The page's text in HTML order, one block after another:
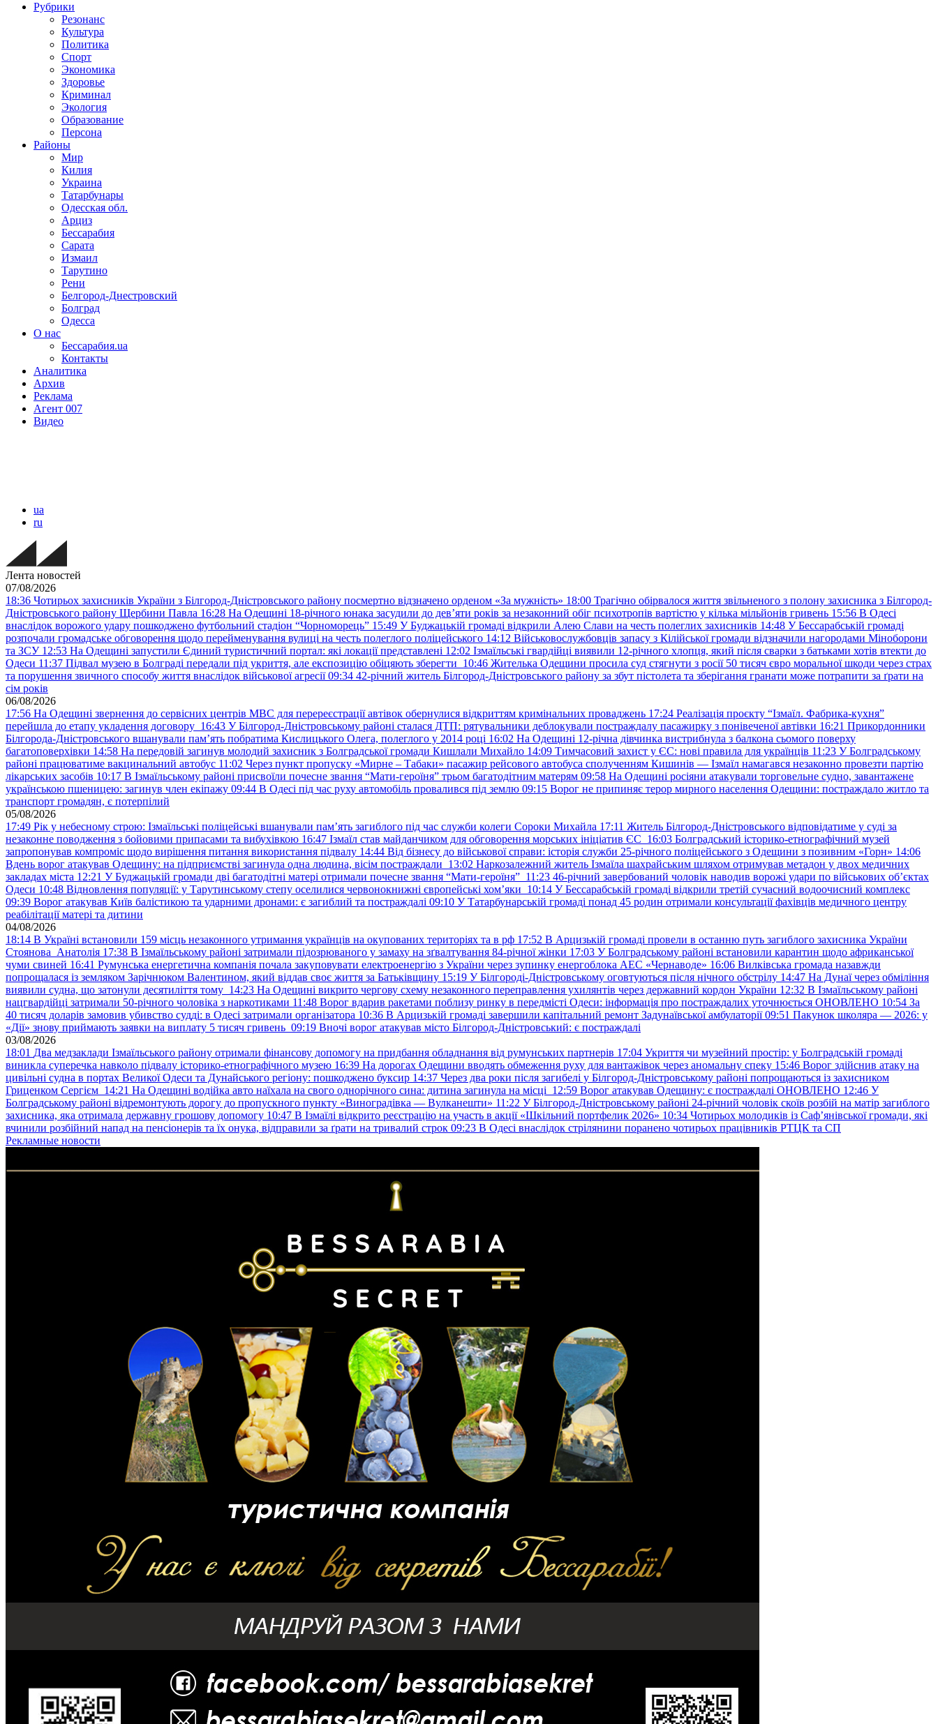
Рубрики
Резонанс
Культура
Политика
Спорт
Экономика
Здоровье
Криминал
Экология
Образование
Персона
Районы
Мир
Килия
Украина
Татарбунары
Одесская обл.
Арциз
Бессарабия
Сарата
Измаил
Тарутино
Рени
Белгород-Днестровский
Болград
Одесса
О нас
Бессарабия.ua
Контакты
Аналитика
Архив
Реклама
Агент 007
Видео
ua
ru
Лента новостей
07/08/2026
18:36 Чотирьох захисників України з Білгород-Дністровського району посмертно відзначено орденом «За мужність» 18:00 Трагічно обірвалося життя звільненого з полону захисника з Білгород-
Дністровського району Щербини Павла 16:28 На Одещині 18-річного юнака засудили до дев’яти років за незаконний обіг психотропів вартістю у кілька мільйонів гривень 15:56 В Одесі
внаслідок ворожого удару пошкоджено футбольний стадіон “Чорноморець” 15:49 У Буджацькій громаді відкрили Алею Слави на честь полеглих захисників 14:48 У Бессарабській громаді
розпочали громадське обговорення щодо перейменування вулиці на честь полеглого поліцейського 14:12 Військовослужбовців запасу з Кілійської громади відзначили нагородами Міноборони
та ЗСУ 12:53 На Одещині запустили Єдиний туристичний портал: які локації представлені 12:02 Ізмаїльські гвардійці виявили 12-річного хлопця, який після сварки з батьками хотів втекти до
Одеси 11:37 Підвал музею в Болграді передали під укриття, але експозицію обіцяють зберегти 10:46 Жителька Одещини просила суд стягнути з росії 50 тисяч євро моральної шкоди через страх
та порушення звичного способу життя внаслідок військової агресії 09:34 42-річний житель Білгород-Дністровського району за збут пістолета та зберігання гранати може потрапити за ґрати на
сім років
06/08/2026
17:56 На Одещині звернення до сервісних центрів МВС для перереєстрації автівок обернулися відкриттям кримінальних проваджень 17:24 Реалізація проєкту “Ізмаїл. Фабрика-кухня”
перейшла до етапу укладення договору 16:43 У Білгород-Дністровському районі сталася ДТП: рятувальники деблокували постраждалу пасажирку з понівеченої автівки 16:21 Прикордонники
Білгорода-Дністровського вшанували пам’ять побратима Кислицького Олега, полеглого у 2014 році 16:02 На Одещині 12-річна дівчинка вистрибнула з балкона сьомого поверху
багатоповерхівки 14:58 На передовій загинув молодий захисник з Болградської громади Кишлали Михайло 14:09 Тимчасовий захист у ЄС: нові правила для українців 11:23 У Болградському
районі працюватиме вакцинальний автобус 11:02 Через пункт пропуску «Мирне – Табаки» пасажир рейсового автобуса сполученням Кишинів — Ізмаїл намагався незаконно провезти партію
лікарських засобів 10:17 В Ізмаїльському районі присвоїли почесне звання “Мати-героїня” трьом багатодітним матерям 09:58 На Одещині росіяни атакували торговельне судно, завантажене
українською пшеницею: загинув член екіпажу 09:44 В Одесі під час руху автомобіль провалився під землю 09:15 Ворог не припиняє терор мирного населення Одещини: постраждало житло та
транспорт громадян, є потерпілий
05/08/2026
17:49 Рік у небесному строю: Ізмаїльські поліцейські вшанували пам’ять загиблого під час служби колеги Сороки Михайла 17:11 Житель Білгород-Дністровського відповідатиме у суді за
незаконне поводження з бойовими припасами та вибухівкою 16:47 Ізмаїл став майданчиком для обговорення морських ініціатив ЄС 16:03 Болградський історико-етнографічний музей
запропонував компроміс щодо вирішення питання використання підвалу 14:44 Від бізнесу до військової справи: історія служби 25-річного поліцейського з Одещини з позивним «Горн» 14:06
Вдень ворог атакував Одещину: на підприємстві загинула одна людина, вісім постраждали 13:02 Наркозалежний житель Ізмаїла шахрайським шляхом отримував метадон у двох медичних
закладах міста 12:21 У Буджацькій громади дві багатодітні матері отримали почесне звання “Мати-героїня” 11:23 46-річний завербований чоловік наводив ворожі удари по військових обʼєктах
Одеси 10:48 Відновлення популяції: у Тарутинському степу оселилися червонокнижні європейські хом’яки 10:14 У Бессарабській громаді відкрили третій сучасний водоочисний комплекс
09:39 Ворог атакував Київ балістикою та ударними дронами: є загиблий та постраждалі 09:10 У Татарбунарській громаді понад 45 родин отримали консультації фахівців медичного центру
реабілітації матері та дитини
04/08/2026
18:14 В Україні встановили 159 місць незаконного утримання українців на окупованих територіях та в рф 17:52 В Арцизькій громаді провели в останню путь загиблого захисника України
Стоянова Анатолія 17:38 В Ізмаїльському районі затримали підозрюваного у замаху на зґвалтування 84-річної жінки 17:03 У Болградському районі встановили карантин щодо африканської
чуми свиней 16:41 Румунська енергетична компанія почала закуповувати електроенергію з України через зупинку енергоблока АЕС «Чернаводе» 16:06 Вилківська громада назавжди
попрощалася із земляком Зарічнюком Валентином, який віддав своє життя за Батьківщину 15:19 У Білгороді-Дністровському оговтуються після нічного обстрілу 14:47 На Дунаї через обміління
виявили судна, що затонули десятиліття тому 14:23 На Одещині викрито чергову схему незаконного переправлення ухилянтів через державний кордон України 12:32 В Ізмаїльському районі
нацгвардійці затримали 50-річного чоловіка з наркотиками 11:48 Ворог вдарив ракетами поблизу ринку в передмісті Одеси: інформація про постраждалих уточнюється ОНОВЛЕНО 10:54 За
40 тисяч доларів замовив убивство судді: в Одесі затримали організатора 10:36 В Арцизькій громаді завершили капітальний ремонт Задунаївської амбулаторії 09:51 Пакунок школяра — 2026: у
«Дії» знову приймають заявки на виплату 5 тисяч гривень 09:19 Вночі ворог атакував місто Білгород-Дністровський: є постраждалі
03/08/2026
18:01 Два медзаклади Ізмаїльського району отримали фінансову допомогу на придбання обладнання від румунських партнерів 17:04 Укриття чи музейний простір: у Болградській громаді
виникла суперечка навколо підвалу історико-етнографічного музею 16:39 На дорогах Одещини вводять обмеження руху для вантажівок через аномальну спеку 15:46 Ворог здійснив атаку на
цивільні судна в портах Великої Одеси та Дунайського регіону: пошкоджено буксир 14:37 Через два роки після загибелі у Білгород-Дністровському районі попрощаються із захисником
Гриценком Сергієм 14:21 На Одещині водійка авто наїхала на свого однорічного сина: дитина загинула на місці 12:59 Ворог атакував Одещину: є постраждалі ОНОВЛЕНО 12:46 У
Болградському районі відремонтують дорогу до пропускного пункту «Виноградівка — Вулканешти» 11:22 У Білгород-Дністровському районі 24-річний чоловік скоїв розбій на матір загиблого
захисника, яка отримала державну грошову допомогу 10:47 В Ізмаїлі відкрито реєстрацію на участь в акції «Шкільний портфелик 2026» 10:34 Чотирьох молодиків із Саф’янівської громади, які
вчинили розбійний напад на пенсіонерів та їх онука, відправили за ґрати на тривалий строк 09:23 В Одесі внаслідок стрілянини поранено чотирьох працівників РТЦК та СП
Рекламные новости